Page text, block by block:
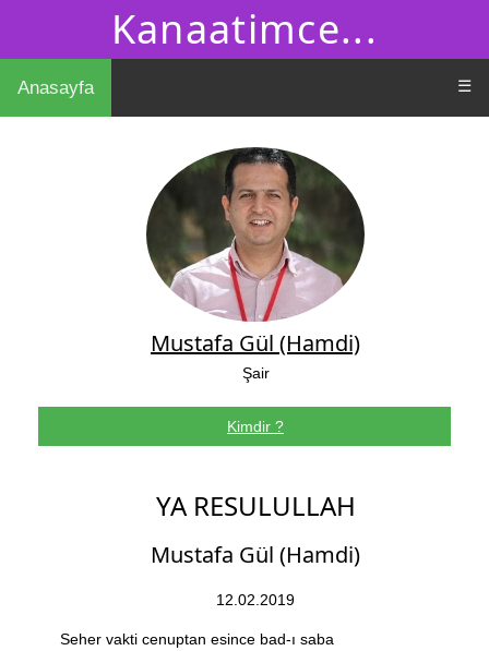
Kanaatimce...
Anasayfa ☰
Mustafa Gül (Hamdi)
Şair
Kimdir ?
YA RESULULLAH
Mustafa Gül (Hamdi)
12.02.2019
Seher vakti cenuptan esince bad-ı saba